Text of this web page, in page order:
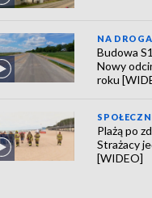
NA
Budowa
Nowy
roku
Plażą po
Strażacy
[WIDEO]